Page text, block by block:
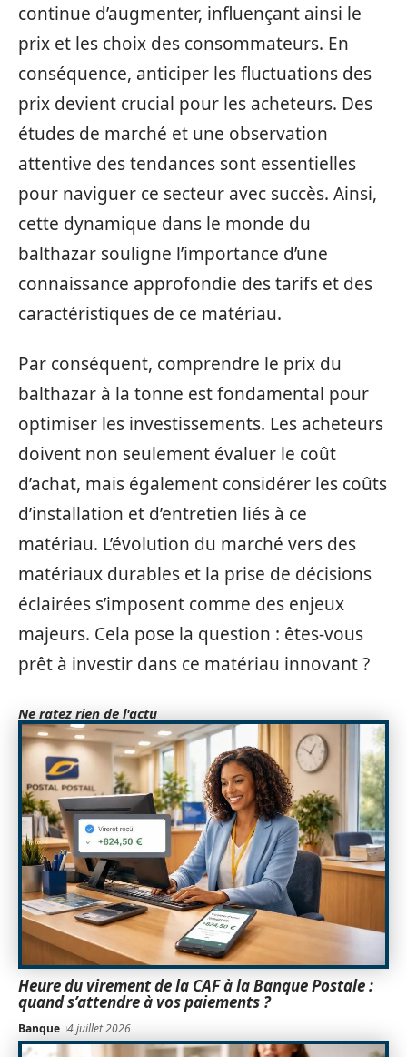
continue d’augmenter, influençant ainsi le
prix et les choix des consommateurs. En
conséquence, anticiper les fluctuations des
prix devient crucial pour les acheteurs. Des
études de marché et une observation
attentive des tendances sont essentielles
pour naviguer ce secteur avec succès. Ainsi,
cette dynamique dans le monde du
balthazar souligne l’importance d’une
connaissance approfondie des tarifs et des
caractéristiques de ce matériau.
Par conséquent, comprendre le prix du
balthazar à la tonne est fondamental pour
optimiser les investissements. Les acheteurs
doivent non seulement évaluer le coût
d’achat, mais également considérer les coûts
d’installation et d’entretien liés à ce
matériau. L’évolution du marché vers des
matériaux durables et la prise de décisions
éclairées s’imposent comme des enjeux
majeurs. Cela pose la question : êtes-vous
prêt à investir dans ce matériau innovant ?
Ne ratez rien de l'actu
Heure du virement de la CAF à la Banque Postale :
quand s’attendre à vos paiements ?
Banque 4 juillet 2026